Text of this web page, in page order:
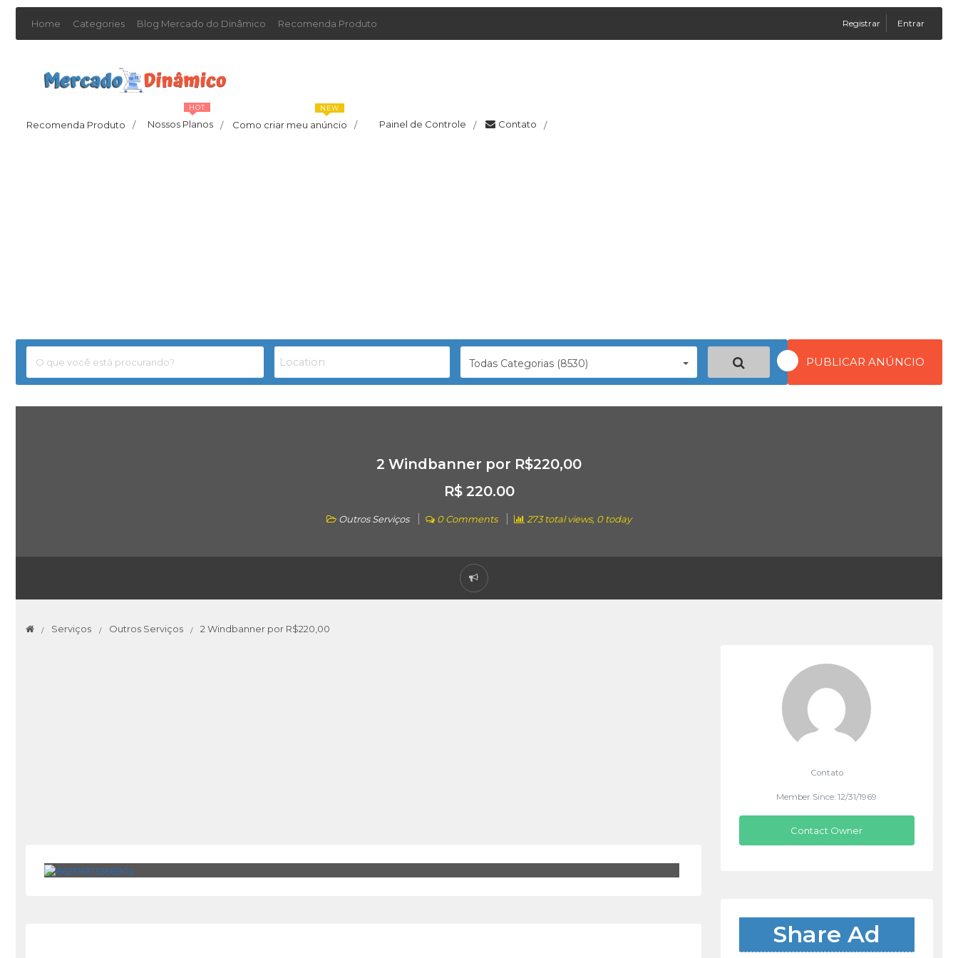
Home Categories Blog Mercado do Dinâmico Recomenda Produto Registrar Entrar
Recomenda Produto / Nossos Planos /
HOT
Como criar meu anúncio /
NEW
Painel de Controle / Contato /
Todas Categorias (8530) PUBLICAR ANÚNCIO
2 Windbanner por R$220,00
R$ 220.00
Outros Serviços 0 Comments 273 total views, 0 today
Serviços Outros Serviços 2 Windbanner por R$220,00
Contato
Member Since: 12/31/1969
Contact Owner
Share Ad